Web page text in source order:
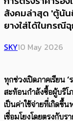
สังคมล่าสุด 'ตู้นัน
ยางใส่ได้ในกรณีฉุ
SKY10 May 2026
ทุกช่วงเปิดภาคเรียน
สะท้อนกำลังซื้อผู้บริโ
เป็นค่าใช้จ่ายที่เกิดขึ้
เชื่อมโยงโดยตรงกับ